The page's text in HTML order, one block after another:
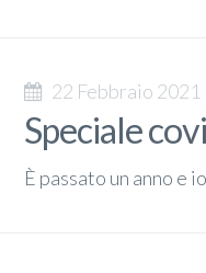
22 Febbraio 2021
Speciale
È passato un anno e